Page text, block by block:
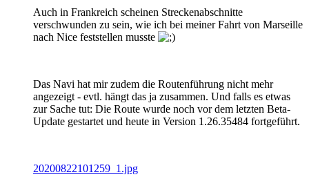
Auch in Frankreich scheinen Streckenabschnitte
verschwunden zu sein, wie ich bei meiner Fahrt von Marseille
nach Nice feststellen musste
Das Navi hat mir zudem die Routenführung nicht mehr
angezeigt - evtl. hängt das ja zusammen. Und falls es etwas
zur Sache tut: Die Route wurde noch vor dem letzten Beta-
Update gestartet und heute in Version 1.26.35484 fortgeführt.
20200822101259_1.jpg